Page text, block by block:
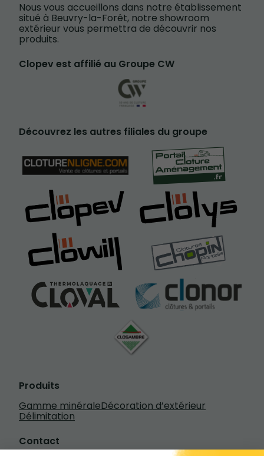
Nous vous accueillons dans notre établissement
situé à Beuvry-la-Forêt, notre showroom
extérieur vous permettra de découvrir nos
produits.
Clopev est affilié au Groupe CW
Découvrez les autres filiales du groupe
Produits
Gamme minéraleDécoration d’extérieur
Délimitation
Contact